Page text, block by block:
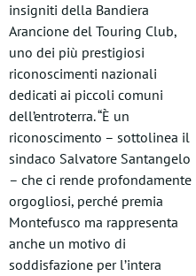
insigniti della Bandiera
Arancione del Touring Club,
uno dei più prestigiosi
riconoscimenti nazionali
dedicati ai piccoli comuni
dell’entroterra. “È un
riconoscimento – sottolinea il
sindaco Salvatore Santangelo
– che ci rende profondamente
orgogliosi, perché premia
Montefusco ma rappresenta
anche un motivo di
soddisfazione per l’intera